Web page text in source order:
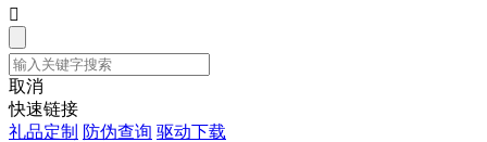

取消
快速链接
礼品定制 防伪查询 驱动下载